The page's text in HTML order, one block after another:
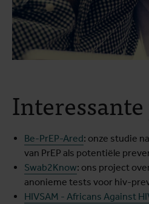
Be-PrEP-Ared: onze studie
van PrEP als potentiële
Swab2Know: ons project
anonieme tests voor hiv-
HIVSAM - Africans Against